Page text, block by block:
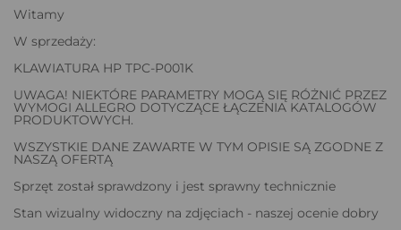
Witamy
W sprzedaży:
KLAWIATURA HP TPC-P001K
UWAGA! NIEKTÓRE PARAMETRY MOGĄ SIĘ RÓŻNIĆ PRZEZ
WYMOGI ALLEGRO DOTYCZĄCE ŁĄCZENIA KATALOGÓW
PRODUKTOWYCH.
WSZYSTKIE DANE ZAWARTE W TYM OPISIE SĄ ZGODNE Z
NASZĄ OFERTĄ
Sprzęt został sprawdzony i jest sprawny technicznie
Stan wizualny widoczny na zdjęciach - naszej ocenie dobry